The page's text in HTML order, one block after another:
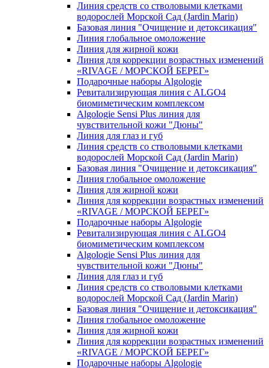
Линия средств со стволовыми клетками
водорослей Морской Сад (Jardin Marin)
Базовая линия "Очищение и детоксикация"
Линия глобальное омоложение
Линия для жирной кожи
Линия для коррекции возрастных изменений
«RIVAGE / МОРСКОЙ БЕРЕГ»
Подарочные наборы Algologie
Ревитализирующая линия с ALGO4
биомиметическим комплексом
Algologie Sensi Plus линия для
чувcтвительной кожи "Дюны"
Линия для глаз и губ
Линия средств со стволовыми клетками
водорослей Морской Сад (Jardin Marin)
Базовая линия "Очищение и детоксикация"
Линия глобальное омоложение
Линия для жирной кожи
Линия для коррекции возрастных изменений
«RIVAGE / МОРСКОЙ БЕРЕГ»
Подарочные наборы Algologie
Ревитализирующая линия с ALGO4
биомиметическим комплексом
Algologie Sensi Plus линия для
чувcтвительной кожи "Дюны"
Линия для глаз и губ
Линия средств со стволовыми клетками
водорослей Морской Сад (Jardin Marin)
Базовая линия "Очищение и детоксикация"
Линия глобальное омоложение
Линия для жирной кожи
Линия для коррекции возрастных изменений
«RIVAGE / МОРСКОЙ БЕРЕГ»
Подарочные наборы Algologie